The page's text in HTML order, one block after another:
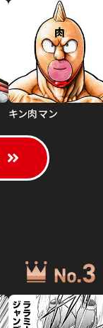
キン肉マン